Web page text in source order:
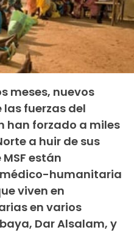
meses, nuevos
fuerzas del
han forzado a miles
a huir de sus
están
humanitaria
viven en
en varios
Dar Alsalam, y